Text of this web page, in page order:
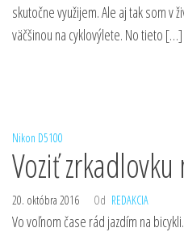
skutočne využijem. Ale aj tak som v
väčšinou na cyklovýlete. No tieto […]
Nikon D5100
Voziť zrkadlovku
20. októbra 2016 Od REDAKCIA
Vo voľnom čase rád jazdím na